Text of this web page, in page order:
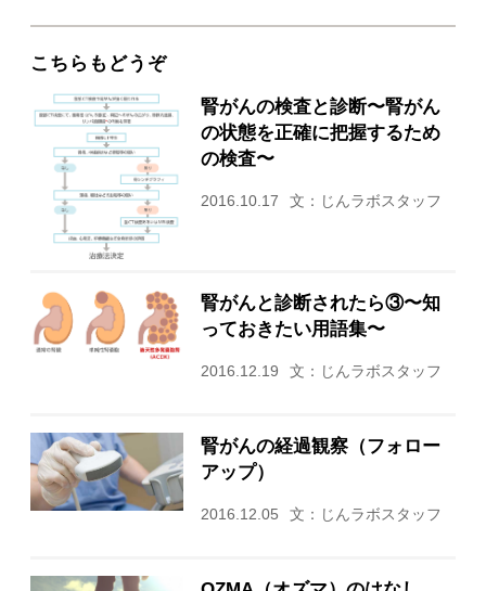
こちらもどうぞ
腎がんの検査と診断〜腎がん
の状態を正確に把握するため
の検査〜
2016.10.17 文：じんラボスタッフ
腎がんと診断されたら③〜知
っておきたい用語集〜
2016.12.19 文：じんラボスタッフ
腎がんの経過観察（フォロー
アップ）
2016.12.05 文：じんラボスタッフ